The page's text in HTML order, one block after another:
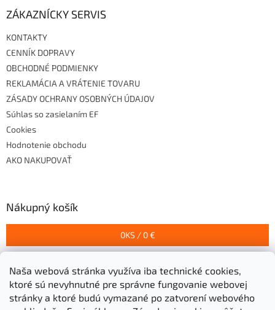
Naša webová stránka využíva iba technické cookies,
ktoré sú nevyhnutné pre správne fungovanie webovej
stránky a ktoré budú vymazané po zatvorení webového
ZÁKAZNÍCKY SERVIS
KONTAKTY
CENNÍK DOPRAVY
OBCHODNÉ PODMIENKY
REKLAMÁCIA A VRÁTENIE TOVARU
ZÁSADY OCHRANY OSOBNÝCH ÚDAJOV
Súhlas so zasielaním EF
Cookies
Hodnotenie obchodu
AKO NAKUPOVAŤ
Nákupný košík
0KS / 0 €
Prijímame online platby